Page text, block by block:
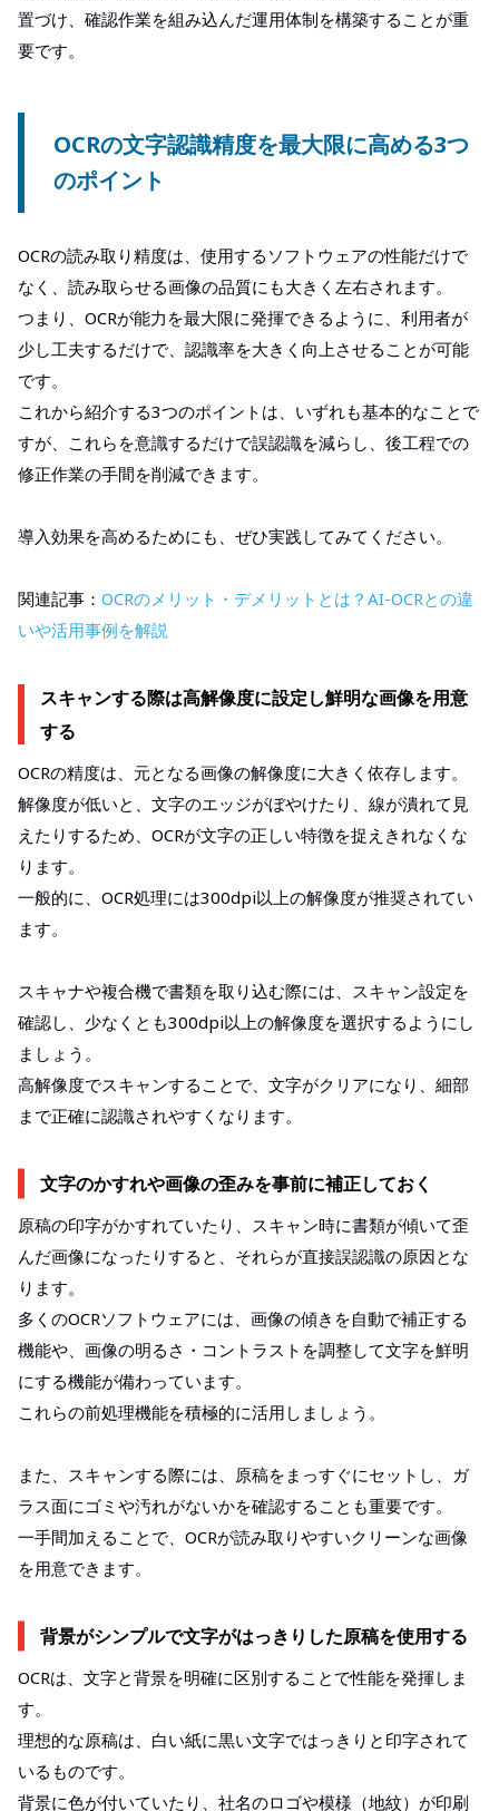
置づけ、確認作業を組み込んだ運用体制を構築することが重
要です。
OCRの文字認識精度を最大限に高める3つ
のポイント
OCRの読み取り精度は、使用するソフトウェアの性能だけで
なく、読み取らせる画像の品質にも大きく左右されます。
つまり、OCRが能力を最大限に発揮できるように、利用者が
少し工夫するだけで、認識率を大きく向上させることが可能
です。
これから紹介する3つのポイントは、いずれも基本的なことで
すが、これらを意識するだけで誤認識を減らし、後工程での
修正作業の手間を削減できます。
導入効果を高めるためにも、ぜひ実践してみてください。
関連記事： OCRのメリット・デメリットとは？AI-OCRとの違
いや活用事例を解説
スキャンする際は高解像度に設定し鮮明な画像を用意
する
OCRの精度は、元となる画像の解像度に大きく依存します。
解像度が低いと、文字のエッジがぼやけたり、線が潰れて見
えたりするため、OCRが文字の正しい特徴を捉えきれなくな
ります。
一般的に、OCR処理には300dpi以上の解像度が推奨されてい
ます。
スキャナや複合機で書類を取り込む際には、スキャン設定を
確認し、少なくとも300dpi以上の解像度を選択するようにし
ましょう。
高解像度でスキャンすることで、文字がクリアになり、細部
まで正確に認識されやすくなります。
文字のかすれや画像の歪みを事前に補正しておく
原稿の印字がかすれていたり、スキャン時に書類が傾いて歪
んだ画像になったりすると、それらが直接誤認識の原因とな
ります。
多くのOCRソフトウェアには、画像の傾きを自動で補正する
機能や、画像の明るさ・コントラストを調整して文字を鮮明
にする機能が備わっています。
これらの前処理機能を積極的に活用しましょう。
また、スキャンする際には、原稿をまっすぐにセットし、ガ
ラス面にゴミや汚れがないかを確認することも重要です。
一手間加えることで、OCRが読み取りやすいクリーンな画像
を用意できます。
背景がシンプルで文字がはっきりした原稿を使用する
OCRは、文字と背景を明確に区別することで性能を発揮しま
す。
理想的な原稿は、白い紙に黒い文字ではっきりと印字されて
いるものです。
背景に色が付いていたり、社名のロゴや模様（地紋）が印刷